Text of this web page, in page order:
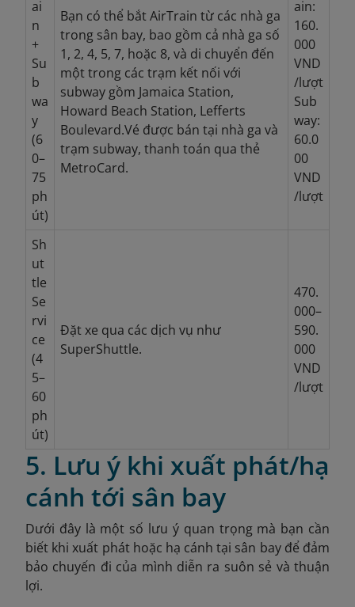
ai
n
+
Su
b
wa
y
(6
0–
75
ph
út)
Bạn có thể bắt AirTrain từ các nhà ga
trong sân bay, bao gồm cả nhà ga số
1, 2, 4, 5, 7, hoặc 8, và di chuyển đến
một trong các trạm kết nối với
subway gồm Jamaica Station,
Howard Beach Station, Lefferts
Boulevard.Vé được bán tại nhà ga và
trạm subway, thanh toán qua thẻ
MetroCard.
ain:
160.
000
VND
/lượt
Sub
way:
60.0
00
VND
/lượt
Sh
ut
tle
Se
rvi
ce
(4
5–
60
ph
út)
Đặt xe qua các dịch vụ như
SuperShuttle.
470.
000–
590.
000
VND
/lượt
5. Lưu ý khi xuất phát/hạ
cánh tới sân bay
Dưới đây là một số lưu ý quan trọng mà bạn cần
biết khi xuất phát hoặc hạ cánh tại sân bay để đảm
bảo chuyến đi của mình diễn ra suôn sẻ và thuận
lợi.